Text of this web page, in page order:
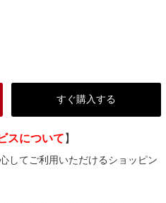
すぐ購入する
スについて 】
してご利用いただけるショッピン